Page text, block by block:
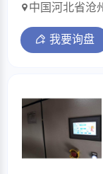
中国河北省沧
我要询盘